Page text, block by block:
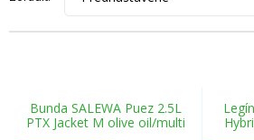
Bunda SALEWA Puez 2.5L
PTX Jacket M olive oil/multi